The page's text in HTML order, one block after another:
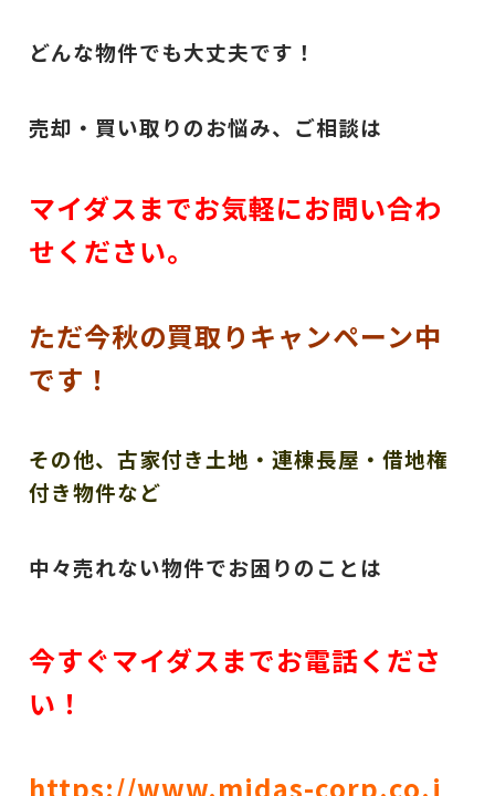
どんな物件でも大丈夫です！
売却・買い取りのお悩み、ご相談は
マイダスまでお気軽にお問い合わ
せください。
ただ今秋の買取りキャンペーン中
です！
その他、古家付き土地・連棟長屋・借地権
付き物件など
中々売れない物件でお困りのことは
今すぐマイダスまでお電話くださ
い！
https://www.midas-corp.co.j